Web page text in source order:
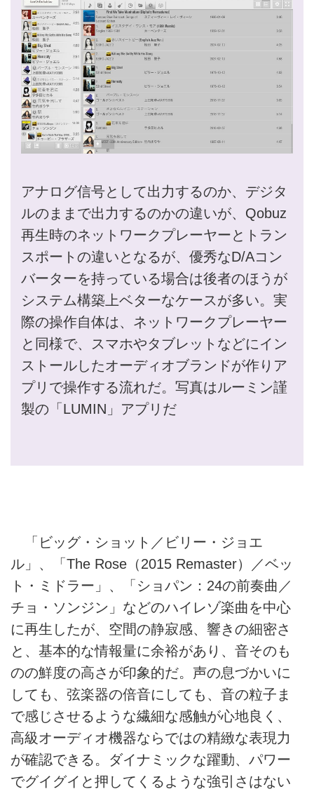
アナログ信号として出力するのか、デジタ
ルのままで出力するのかの違いが、Qobuz
再生時のネットワークプレーヤーとトラン
スポートの違いとなるが、優秀なD/Aコン
バーターを持っている場合は後者のほうが
システム構築上ベターなケースが多い。実
際の操作自体は、ネットワークプレーヤー
と同様で、スマホやタブレットなどにイン
ストールしたオーディオブランドが作りア
プリで操作する流れだ。写真はルーミン謹
製の「LUMIN」アプリだ
「ビッグ・ショット／ビリー・ジョエ
ル」、「The Rose（2015 Remaster）／ベッ
ト・ミドラー」、「ショパン：24の前奏曲／
チョ・ソンジン」などのハイレゾ楽曲を中心
に再生したが、空間の静寂感、響きの細密さ
と、基本的な情報量に余裕があり、音そのも
のの鮮度の高さが印象的だ。声の息づかいに
しても、弦楽器の倍音にしても、音の粒子ま
で感じさせるような繊細な感触が心地良く、
高級オーディオ機器ならではの精緻な表現力
が確認できる。ダイナミックな躍動、パワー
でグイグイと押してくるような強引さはない